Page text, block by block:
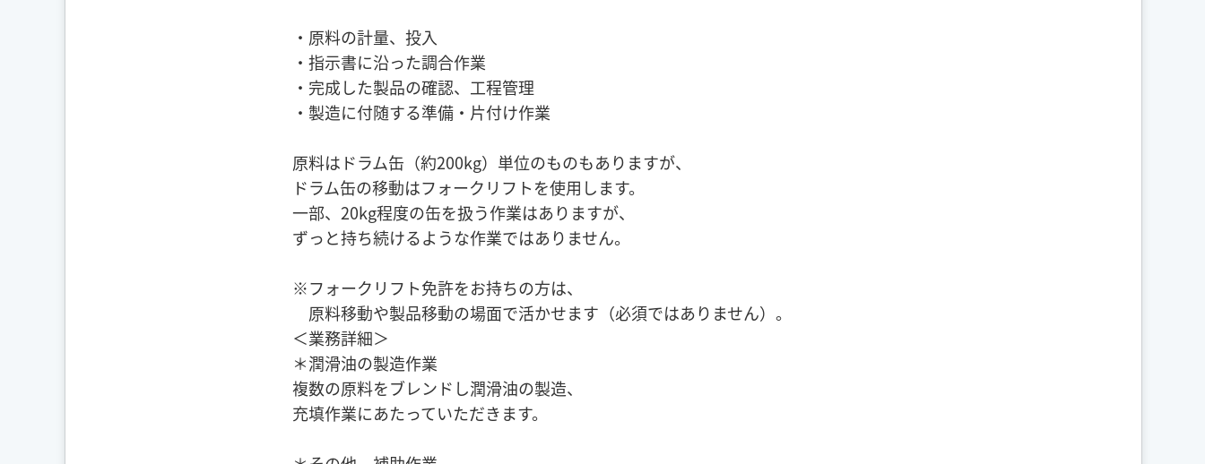
・原料の計量、投入
・指示書に沿った調合作業
・完成した製品の確認、工程管理
・製造に付随する準備・片付け作業
原料はドラム缶（約200kg）単位のものもありますが、
ドラム缶の移動はフォークリフトを使用します。
一部、20kg程度の缶を扱う作業はありますが、
ずっと持ち続けるような作業ではありません。
※フォークリフト免許をお持ちの方は、
原料移動や製品移動の場面で活かせます（必須ではありません）。
＜業務詳細＞
＊潤滑油の製造作業
複数の原料をブレンドし潤滑油の製造、
充填作業にあたっていただきます。